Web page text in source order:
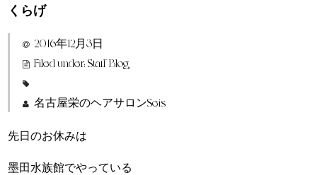
ホーム
特定商取引法に基づく表示
くらげ
2016年12月3日
Filed under:Staff Blog
名古屋栄のヘアサロンSeis
先日のお休みは
墨田水族館でやっている